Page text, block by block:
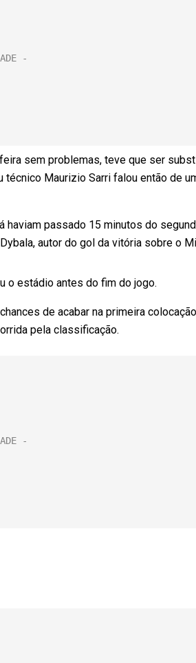
sem problemas, teve que ser
Maurizio Sarri falou então de
haviam passado 15 minutos do
autor do gol da vitória sobre o
o estádio antes do fim do jogo.
de acabar na primeira
pela classificação.